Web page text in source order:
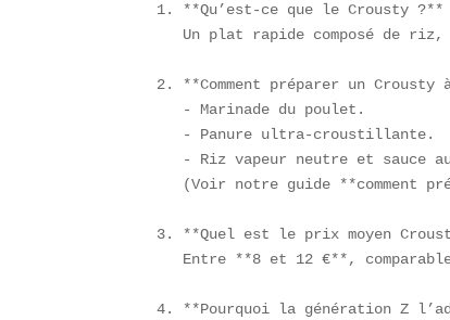
1. **Qu’est-ce que le Crousty
Un plat rapide composé de
2. **Comment préparer un
   - Marinade du poulet.
   - Panure ultra-croustillante.
- Riz vapeur neutre et sauce
(Voir notre guide **comment
3. **Quel est le prix moyen
Entre **8 et 12 €**,
4. **Pourquoi la génération Z